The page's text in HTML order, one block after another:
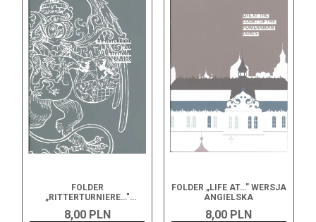
FOLDER
„RITTERTURNIERE…"
8,00 PLN
FOLDER „LIFE AT…” WERSJA
ANGIELSKA
8,00 PLN